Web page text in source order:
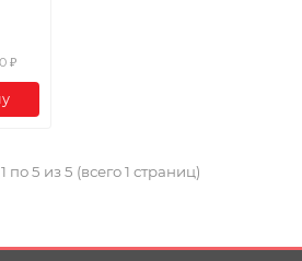
₽
по 5 из 5 (всего 1 страниц)